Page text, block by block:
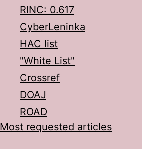
RINC: 0.617
CyberLeninka
HAC list
"White List"
Crossref
DOAJ
ROAD
Most requested articles